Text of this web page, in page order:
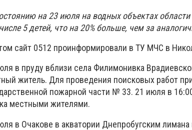
на 23 июля на водных объектах области
5 детей, что на 20% больше, чем за
сайт 0512 проинформировали в ТУ МЧС в
в пруду вблизи села Филимонивка
житель. Для проведения поисковых работ
пожарной части № 33. 21 июля в
местными жителями.
в Очакове в акватории Днепробугским